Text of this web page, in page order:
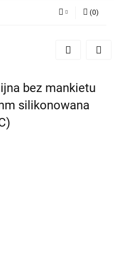
Zarejestruj się
(0)
bez mankietu
silikonowana